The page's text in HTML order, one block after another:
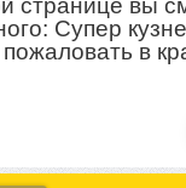
странице вы
Супер
в